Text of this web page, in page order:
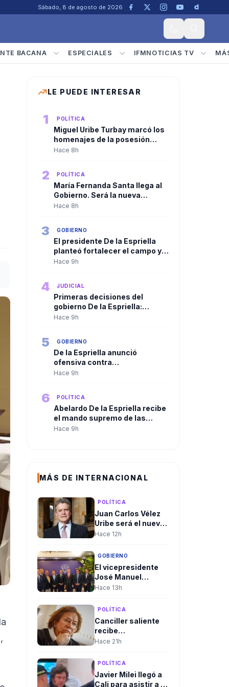
Sábado, 8 de agosto de 2026
BACANA ESPECIALES IFMNOTICIAS TV
LE PUEDE INTERESAR
1 POLÍTICA
Miguel Uribe Turbay marcó los
homenajes de la posesión
presidencial de Abelardo De la
Hace 8h
2 POLÍTICA
María Fernanda Santa llega al
Gobierno. Será la nueva
viceministra de
Hace 8h
3 GOBIERNO
El presidente De la Espriella
planteó fortalecer el campo y
ampliar la presencia del Estado
Hace 9h
4 JUDICIAL
Primeras decisiones del
gobierno De la Espriella:
Trasladan a más de 100
Hace 9h
5 GOBIERNO
De la Espriella anunció
ofensiva contra
organizaciones criminales y
Hace 9h
6 POLÍTICA
Abelardo De la Espriella recibe
el mando supremo de las
Fuerzas Militares en solemne
Hace 9h
MÁS DE INTERNACIONAL
POLÍTICA
Juan Carlos Vélez
Uribe será el nuevo
embajador de
Ecuador por
designación del
presidente
Abelardo De la
Espriella
Hace 12h
GOBIERNO
El vicepresidente
José Manuel
Restrepo presentó
restablecer la
relación bilateral
entre Colombia e
Israel
Hace 13h
POLÍTICA
Canciller saliente
recibe
delegaciones en
rechazo de algunas
que ha llevado a
cambios en el
Hace 21h
POLÍTICA
Javier Milei llegó a
Cali para asistir a la